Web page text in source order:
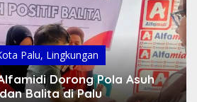
Palu, Lingkungan
Dorong Pola Asuh
Balita di Palu